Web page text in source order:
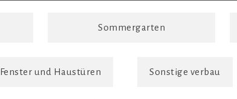
Sommergarten
Fenster und Haustüren Sonstige verbau